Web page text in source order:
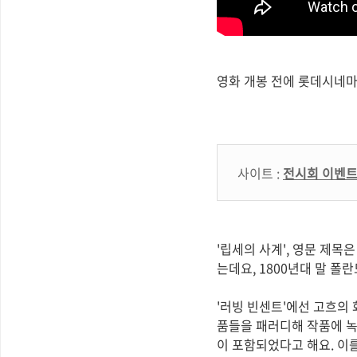
영화 개봉 전에 롯데시네
사이트 : 전시회 이벤
'립세의 사계', 영문 제목
는데요, 1800년대 말 폴
'러빙 빈센트'에선 고흐의
품들을 패러디해 작품에
이 포함되었다고 해요. 이